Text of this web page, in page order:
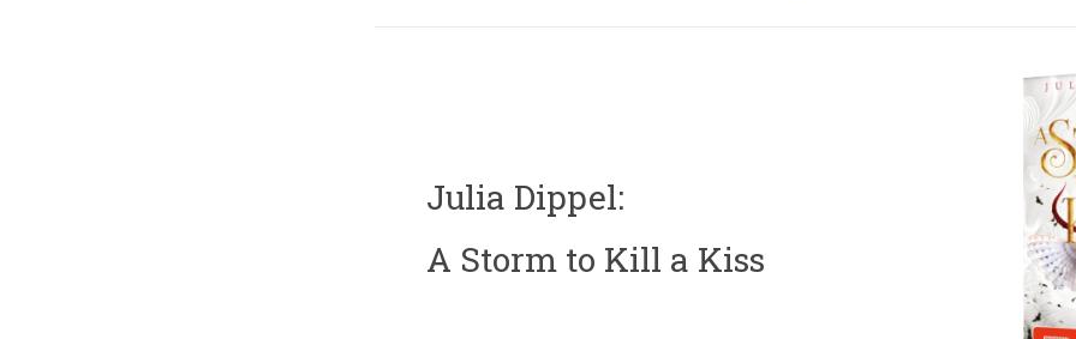
Julia Dippel:
A Storm to Kill a Kiss